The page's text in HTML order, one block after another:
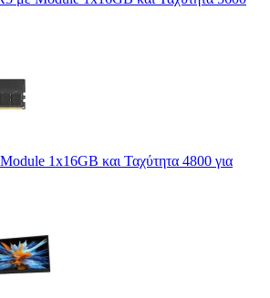
1x16GB και Ταχύτητα 4800 για